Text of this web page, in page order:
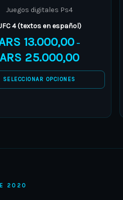
Juegos digitales Ps4
4 (textos en español)
13.000,00 –
ARS 25.000,00
SELECCIONAR OPCIONES
has
The
options
may
be
on
product
2020